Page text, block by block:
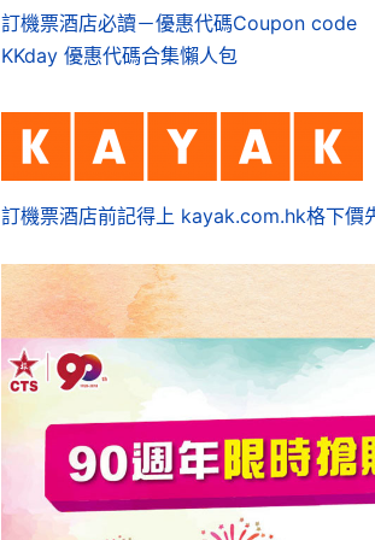
訂機票酒店必讀－優惠代碼Coupon code
KKday 優惠代碼合集懶人包
訂機票酒店前記得上 kayak.com.hk格下價